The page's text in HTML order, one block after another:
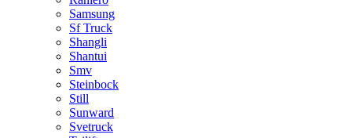
Samsung
Sf Truck
Shangli
Shantui
Smv
Steinbock
Still
Sunward
Svetruck